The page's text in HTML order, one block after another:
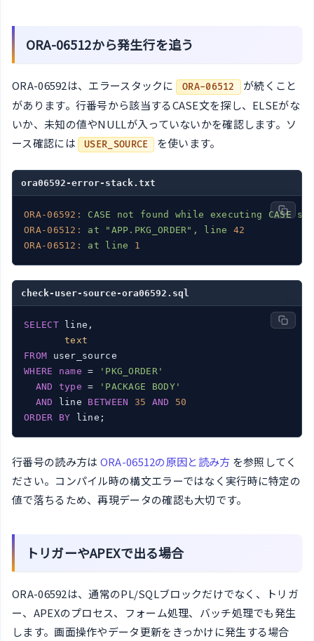
ORA-06512から発生行を追う
ORA-06592は、エラースタックに ORA-06512
が続くこと
があります。行番号から該当するCASE文を探し、ELSEがな
いか、未知の値やNULLが入っていないかを確認します。ソ
ース確認には USER_SOURCE を使います。
ora06592-error-stack.txt
ORA-06592: CASE not found while executing CASE
ORA-06512:
at "APP.PKG_ORDER" , line
42
ORA-06512:
at line 1
check-user-source-ora06592.sql
SELECT line,
text
FROM
WHERE
name =
'PKG_ORDER'
AND
type =
'PACKAGE BODY'
AND
line BETWEEN 35 AND
50
ORDER
BY line;
行番号の読み方は ORA-06512の原因と読み方 を参照してく
ださい。コンパイル時の構文エラーではなく実行時に特定の
値で落ちるため、再現データの確認も大切です。
トリガーやAPEXで出る場合
ORA-06592は、通常のPL/SQLブロックだけでなく、トリガ
ー、APEXのプロセス、フォーム処理、バッチ処理でも発生
します。画面操作やデータ更新をきっかけに発生する場合